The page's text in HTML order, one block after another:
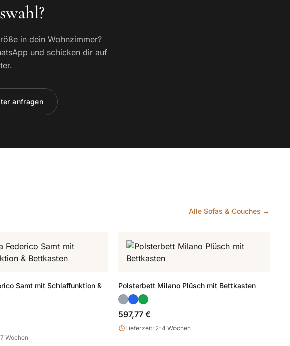
in dein Wohnzimmer?
und schicken dir auf
anfragen
Alle Sofas & Couches →
Samt mit Schlaffunktion &
Wochen
Polsterbett Milano Plüsch mit Bettkasten
597,77 €
Lieferzeit: 2-4 Wochen